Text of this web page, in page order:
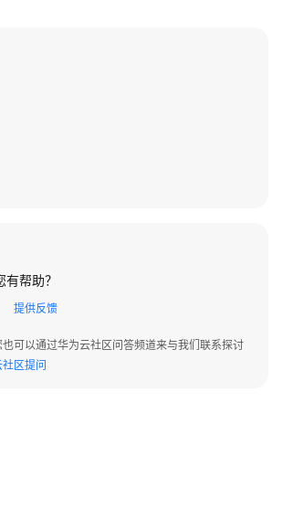
帮助？
提供反馈
可以通过华为云社区问答频道来与我们联系探讨
社区提问